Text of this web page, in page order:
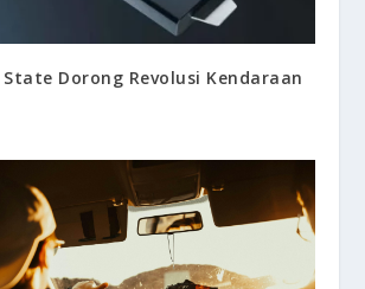
Dorong Revolusi Kendaraan